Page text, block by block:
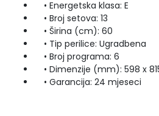
• Energetska klasa: E
• Broj setova: 13
• Širina (cm): 60
• Tip perilice: Ugradbena
• Broj programa: 6
• Dimenzije (mm): 598 x
• Garancija: 24 mjeseci